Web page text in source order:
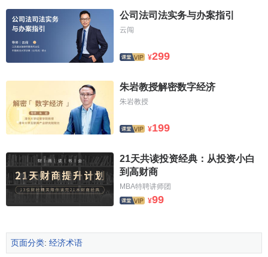
而由仲裁机构独立作出，并且仲裁裁决有强制执行力。当事
人一方一旦不自觉履行，另一方当事人可申请人民法院强制
执行。
4．诉讼解决
诉讼解决是指当事人在协商、调解无法处理经济纠纷，
双方又无仲裁协议的情况下，通过向有管辖权的人民法院
起诉讼，并在法院的主持下达成调解协议或者由法院依法作
出判决。诉讼中居中裁判的机构是拥有国家审判权的人民法
参考文献
↑李巧毅，王明亮主编.经济法.华南理工大学出版
贵立义，林清高主编.经济法概论.东北财经大学出版
社,2010.08.
公司法司法实务与办案指引
云闯
¥299
朱岩教授解密数字经济
朱岩教授
¥199
21天共读投资经典：从投资小白
到高财商
MBA特聘讲师团
¥99
页面分类: 经济术语